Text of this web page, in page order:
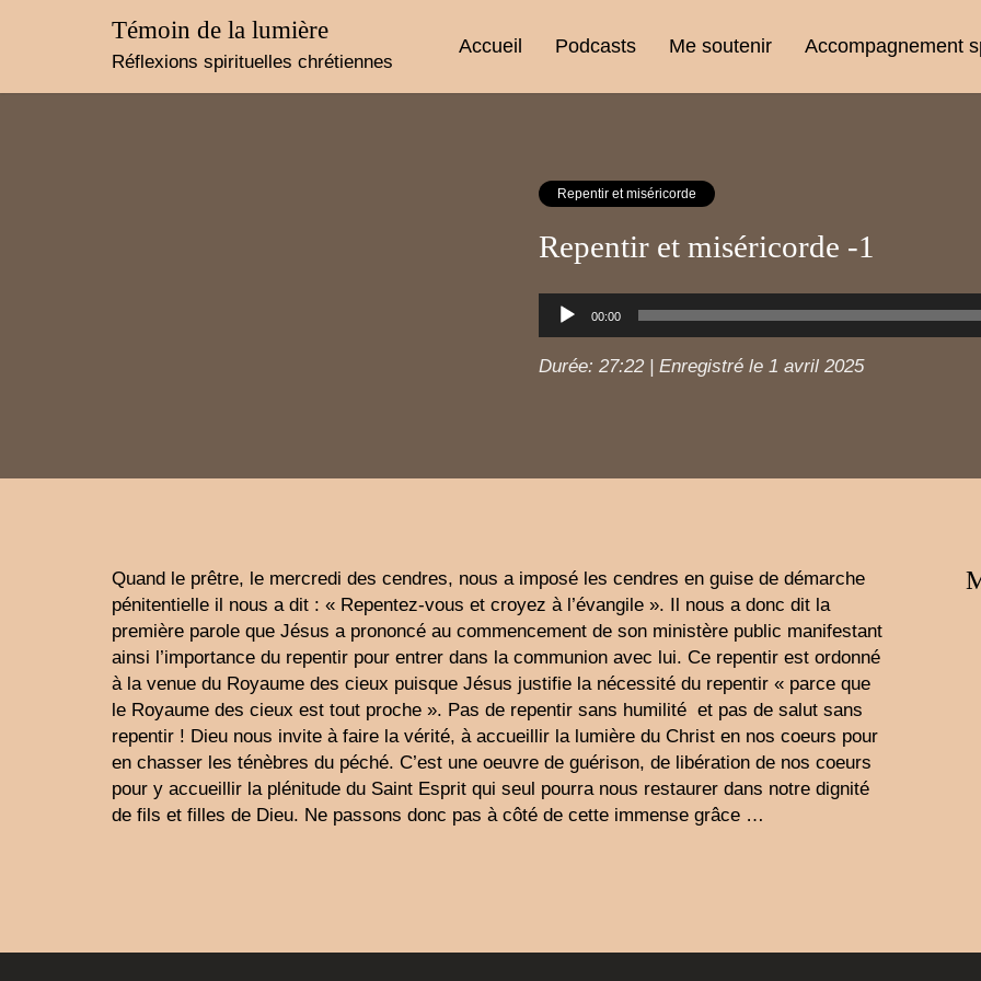
Témoin de la lumière
Réflexions spirituelles chrétiennes
Accueil Podcasts Me soutenir Accompagnement
Repentir et miséricorde
Repentir et miséricorde -1
Lecteur
audio
00:00
Durée: 27:22 | Enregistré le 1 avril 2025
Quand le prêtre, le mercredi des cendres, nous a imposé les cendres en guise de démarche
pénitentielle il nous a dit : « Repentez-vous et croyez à l’évangile ». Il nous a donc dit la
première parole que Jésus a prononcé au commencement de son ministère public manifestant
ainsi l’importance du repentir pour entrer dans la communion avec lui. Ce repentir est ordonné
à la venue du Royaume des cieux puisque Jésus justifie la nécessité du repentir « parce que
le Royaume des cieux est tout proche ». Pas de repentir sans humilité et pas de salut sans
repentir ! Dieu nous invite à faire la vérité, à accueillir la lumière du Christ en nos coeurs pour
en chasser les ténèbres du péché. C’est une oeuvre de guérison, de libération de nos coeurs
pour y accueillir la plénitude du Saint Esprit qui seul pourra nous restaurer dans notre dignité
de fils et filles de Dieu. Ne passons donc pas à côté de cette immense grâce …